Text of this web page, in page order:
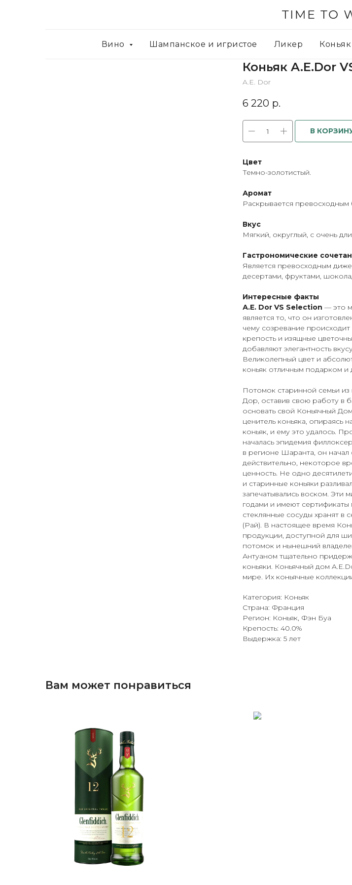
Вино Шампанское и игристое Ликер Коньяк
Коньяк A.E.Dor
A.E. Dor
6 220 р.
В
Цвет
Темно-золотистый.
Аромат
Раскрывается
Вкус
Мягкий, округлый, с очень
Гастрономические
Является превосходным
десертами, фруктами,
Интересные факты
А.Е. Dor VS Selection — это
является то, что он
чему созревание
крепость и изящные
добавляют элегантность
Великолепный цвет и
коньяк отличным подарком
Потомок старинной семьи
Дор, оставив свою работу в
основать свой Коньячный
ценитель коньяка, опираясь
коньяк, и ему это удалось.
началась эпидемия
в регионе Шаранта, он начал
действительно, некоторое
ценность. Не одно
и старинные коньяки
запечатывались воском. Эти
годами и имеют сертификаты
стеклянные сосуды хранят в
(Рай). В настоящее время
продукции, доступной для
потомок и нынешний
Антуаном тщательно
коньяки. Коньячный дом
мире. Их коньячные
Категория: Коньяк
Страна: Франция
Регион: Коньяк, Фэн Буа
Крепость: 40.0%
Выдержка: 5 лет
Вам может понравиться